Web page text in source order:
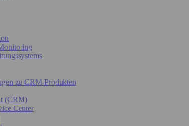
zu CRM-Produkten
(CRM)
Center